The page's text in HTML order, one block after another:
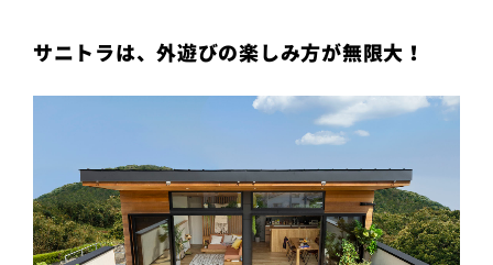
サニトラは、外遊びの楽しみ方が無限大！